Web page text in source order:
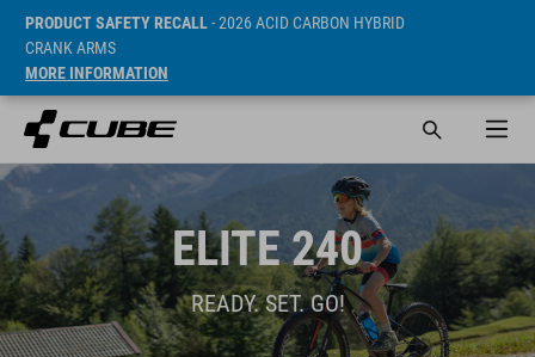
PRODUCT SAFETY RECALL- 2026 ACID CARBON HYBRID
CRANK ARMS
MORE INFORMATION
ELITE 240
READY. SET. GO!